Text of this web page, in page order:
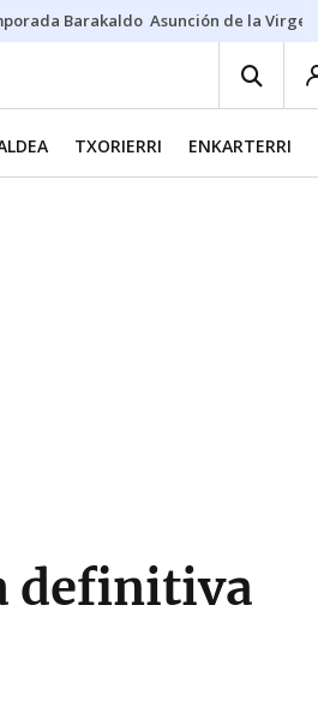
Barakaldo Asunción de la Virgen
TXORIERRI ENKARTERRI
definitiva